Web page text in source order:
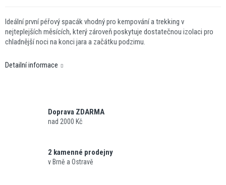
Ideální první péřový spacák vhodný pro kempování a trekking v
nejteplejších měsících, který zároveň poskytuje dostatečnou izolaci pro
chladnější noci na konci jara a začátku podzimu.
Detailní informace
Doprava ZDARMA
nad 2000 Kč
2 kamenné prodejny
v Brně a Ostravě